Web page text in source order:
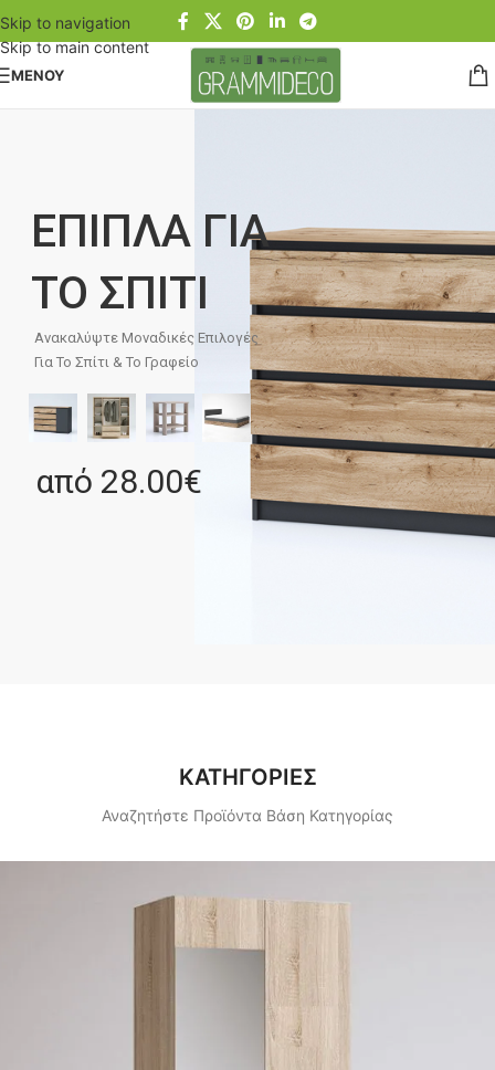
Skip to navigation
Skip to main content
ΜΕΝΟΥ
ΕΠΙΠΛΑ ΓΙΑ
ΤΟ ΣΠΙΤΙ
Ανακαλύψτε Μοναδικές Επιλογές
Για Το Σπίτι & Το Γραφείο
από 28.00€
ΚΑΤΗΓΟΡΙΕΣ
Αναζητήστε Προϊόντα Βάση Κατηγορίας